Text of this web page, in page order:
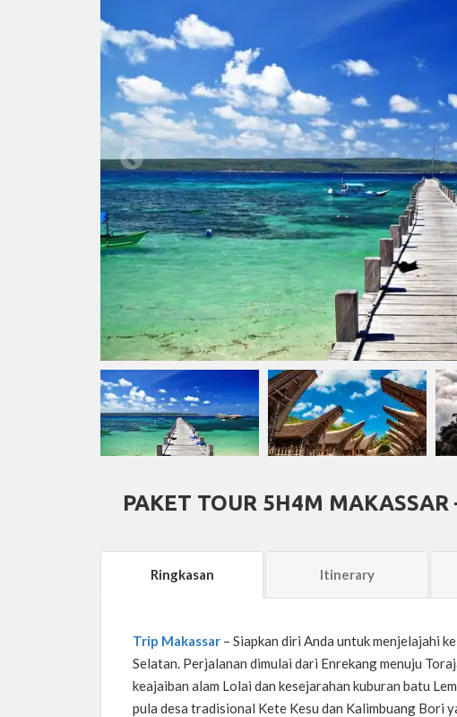
PAKET TOUR 5H4M
Ringkasan Itinerary
Trip Makassar – Siapkan diri Anda untuk menjelajahi
Selatan. Perjalanan dimulai dari Enrekang menuju
keajaiban alam Lolai dan kesejarahan kuburan batu
pula desa tradisional Kete Kesu dan Kalimbuang Bori